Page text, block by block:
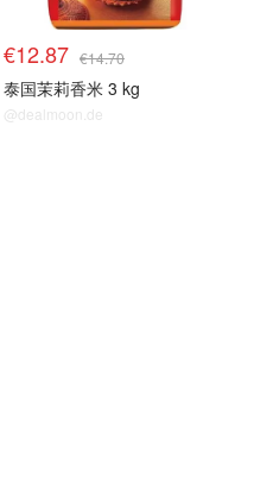
€12.87 €14.70
泰国茉莉香米 3 kg
@dealmoon.de